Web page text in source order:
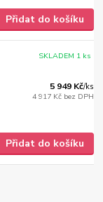
Přidat do košíku
5 949 Kč/ks
4 917 Kč bez DPH
SKLADEM 1 ks
Přidat do košíku